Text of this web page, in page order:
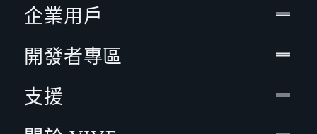
企業用戶
開發者專區
支援